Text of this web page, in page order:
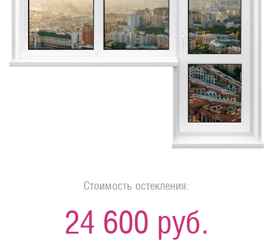
Стоимость остекления:
24 600 руб.